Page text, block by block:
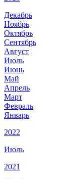
Декабрь
Ноябрь
Октябрь
Сентябрь
Август
Июль
Июнь
Май
Апрель
Март
Февраль
Январь
2022
Июль
2021